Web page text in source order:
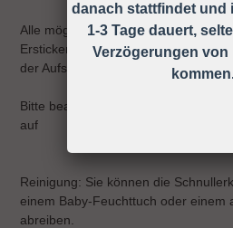
Alle möglichen Unfälle und
Ersticken, Strangulieren ect. können
der Aufsichtspflicht vermieden
Bitte beachten Sie die
auf
Reinigung: Sie können die
einem Baby-Feuchttuch oder einem
abreiben.
danach stattfindet und
1-3 Tage dauert,
Verzögerungen von